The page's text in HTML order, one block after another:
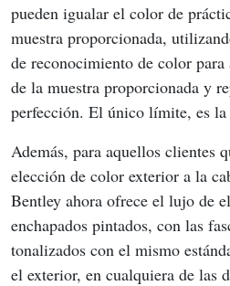
pueden igualar el color de
muestra proporcionada,
de reconocimiento de color
de la muestra proporcionada y
perfección. El único límite, es
Además, para aquellos clientes
elección de color exterior a la
Bentley ahora ofrece el lujo de
enchapados pintados, con las
tonalizados con el mismo
el exterior, en cualquiera de las